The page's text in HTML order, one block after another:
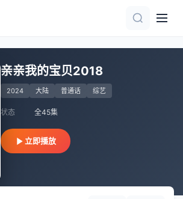
亲亲我的宝贝2018
2024 大陆 普通话 综艺
状态 全45集
立即播放